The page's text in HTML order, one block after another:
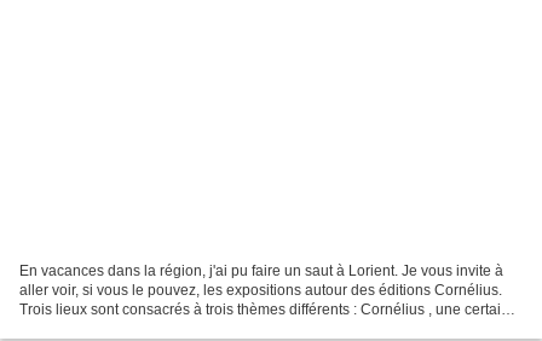
En vacances dans la région, j'ai pu faire un saut à Lorient. Je vous invite à
aller voir, si vous le pouvez, les expositions autour des éditions Cornélius.
Trois lieux sont consacrés à trois thèmes différents : Cornélius , une certaine